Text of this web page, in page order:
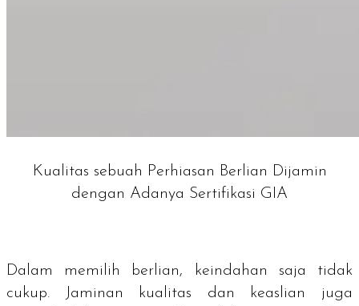
Kualitas sebuah Perhiasan Berlian Dijamin
dengan Adanya Sertifikasi GIA
Dalam memilih berlian, keindahan saja tidak
cukup. Jaminan kualitas dan keaslian juga